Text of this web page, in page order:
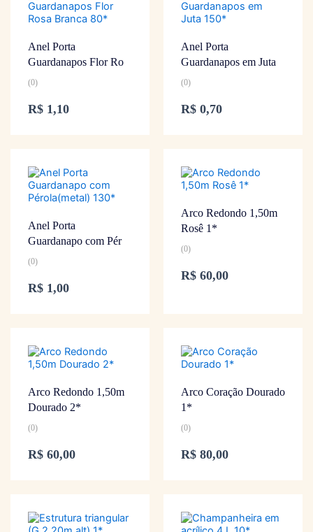
Anel Porta
Guardanapos Flor Ro
(0)
R$ 1,10
Anel Porta
Guardanapos em Juta
(0)
R$ 0,70
Anel Porta
Guardanapo com Pér
(0)
R$ 1,00
Arco Redondo 1,50m
Rosê 1*
(0)
R$ 60,00
Arco Redondo 1,50m
Dourado 2*
(0)
R$ 60,00
Arco Coração Dourado
1*
(0)
R$ 80,00